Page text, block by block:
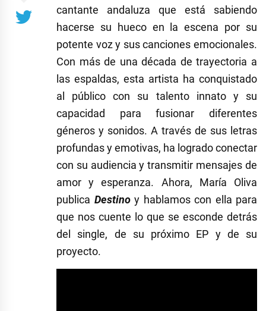
cantante andaluza que está sabiendo
hacerse su hueco en la escena por su
potente voz y sus canciones emocionales.
Con más de una década de trayectoria a
las espaldas, esta artista ha conquistado
al público con su talento innato y su
capacidad para fusionar diferentes
géneros y sonidos. A través de sus letras
profundas y emotivas, ha logrado conectar
con su audiencia y transmitir mensajes de
amor y esperanza. Ahora, María Oliva
publica Destinoy hablamos con ella para
que nos cuente lo que se esconde detrás
del single, de su próximo EP y de su
proyecto.